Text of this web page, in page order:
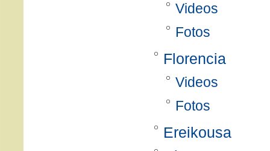
Videos
Fotos
Florencia
Videos
Fotos
Ereikousa